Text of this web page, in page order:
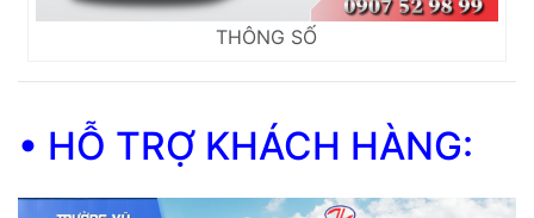
THÔNG SỐ
• HỖ TRỢ KHÁCH HÀNG: